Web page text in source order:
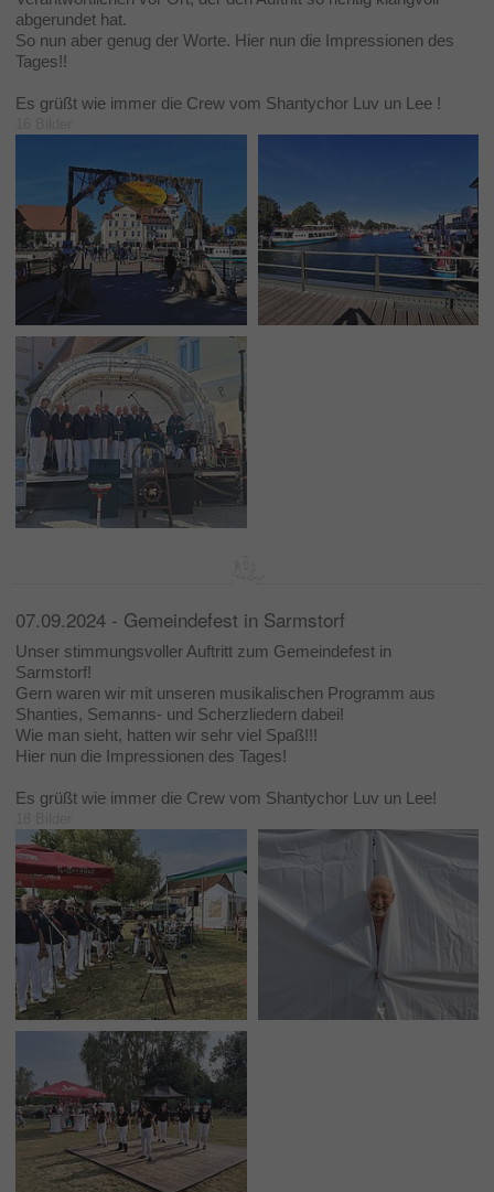
abgerundet hat.
So nun aber genug der Worte. Hier nun die Impressionen des
Tages!!
Es grüßt wie immer die Crew vom Shantychor Luv un Lee !
07.09.2024 - Gemeindefest in Sarmstorf
Unser stimmungsvoller Auftritt zum Gemeindefest in
Sarmstorf!
Gern waren wir mit unseren musikalischen Programm aus
Shanties, Semanns- und Scherzliedern dabei!
Wie man sieht, hatten wir sehr viel Spaß!!!
Hier nun die Impressionen des Tages!
Es grüßt wie immer die Crew vom Shantychor Luv un Lee!